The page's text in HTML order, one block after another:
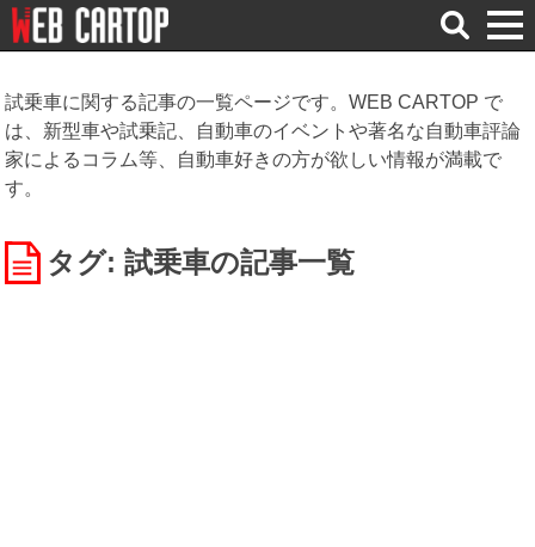
検
索
試乗車に関する記事の一覧ページです。WEB CARTOP で
は、新型車や試乗記、自動車のイベントや著名な自動車評論
家によるコラム等、自動車好きの方が欲しい情報が満載で
す。
タグ: 試乗車の記事一覧